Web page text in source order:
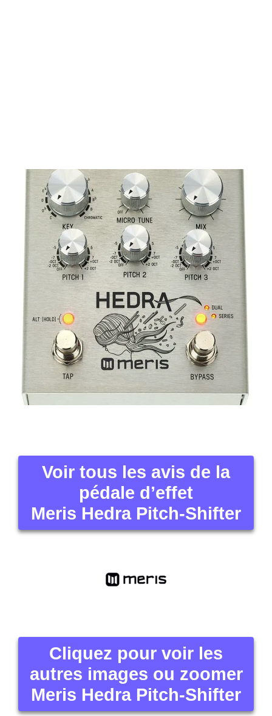
Voir tous les avis de la
pédale d’effet
Meris Hedra Pitch-Shifter
Cliquez pour voir les
autres images ou zoomer
Meris Hedra Pitch-Shifter